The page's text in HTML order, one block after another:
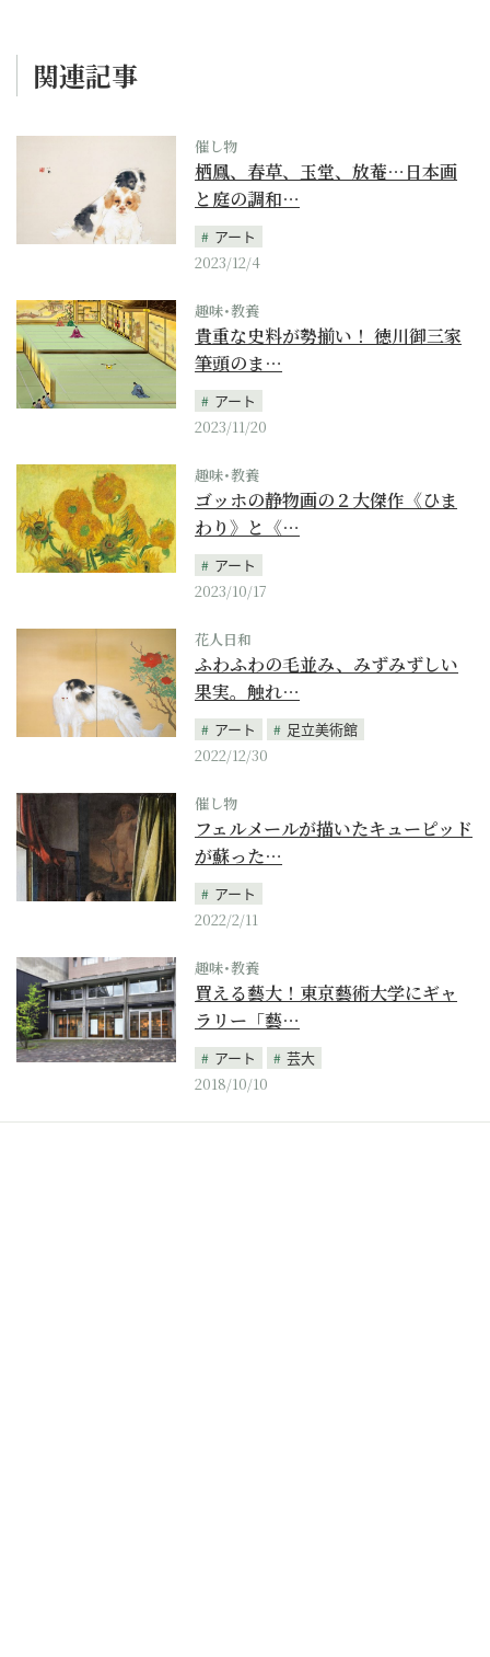
関連記事
催し物
栖鳳、春草、玉堂、放菴…日本画
と庭の調和…
アート
2023/12/4
趣味･教養
貴重な史料が勢揃い！ 徳川御三家
筆頭のま…
アート
2023/11/20
趣味･教養
ゴッホの静物画の２大傑作《ひま
わり》と《…
アート
2023/10/17
花人日和
ふわふわの毛並み、みずみずしい
果実。触れ…
アート
足立美術館
2022/12/30
催し物
フェルメールが描いたキューピッド
が蘇った…
アート
2022/2/11
趣味･教養
買える藝大！東京藝術大学にギャ
ラリー「藝…
アート
芸大
2018/10/10